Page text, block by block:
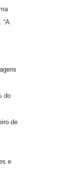
“A
do
de
e